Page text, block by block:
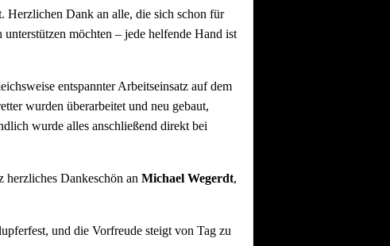
Herzlichen Dank an alle, die sich schon für
möchten – jede helfende Hand ist
entspannter Arbeitseinsatz auf dem
wurden überarbeitet und neu gebaut,
wurde alles anschließend direkt bei
herzliches Dankeschön an Michael Wegerdt,
und die Vorfreude steigt von Tag zu